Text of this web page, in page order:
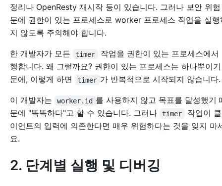
정리나 OpenResty 재시작 등이 있습니다. 그러나 보안 위
문에 권한이 있는 프로세스로 worker 프로세스 작업을 실행
지 않도록 주의해야 합니다.
한 개발자가 모든 timer
작업을 권한이 있는 프로세스에서
행합니다. 왜 그럴까요? 권한이 있는 프로세스는 하나뿐이
문에, 이렇게 하면
timer 가 반복적으로 시작되지 않습니다.
이 개발자는 worker.id 를 사용하지 않고 목표를 달성했기
문에 "똑똑하다"고 할 수 있습니다. 그러나
timer
작업이
이언트의 입력에 의존한다면 매우 위험하다는 것을 잊지 마
요.
2. 단계별 실행 및 디버깅